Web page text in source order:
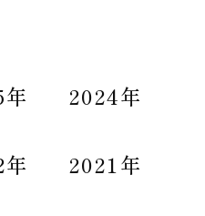
2024年
2021年